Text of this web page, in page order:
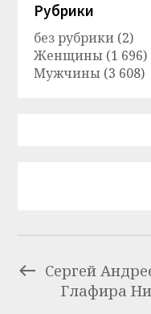
Рубрики
без рубрики (2)
Женщины (1 696)
Мужчины (3 608)
Сергей
Глафира